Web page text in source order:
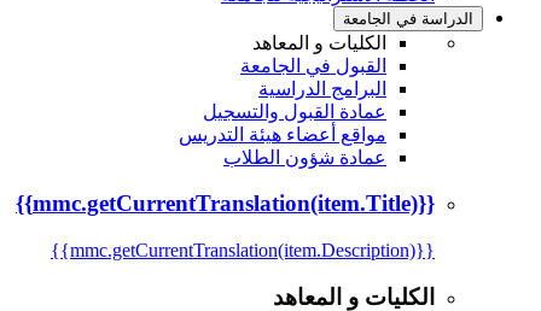
الدراسة في الجامعة
الكليات و المعاهد
القبول في الجامعة
البرامج الدراسية
عمادة القبول والتسجيل
مواقع أعضاء هيئة التدريس
عمادة شؤون الطلاب
{{mmc.getCurrentTranslation(item.Title)}}
{{mmc.getCurrentTranslation(item.Description)}}
الكليات و المعاهد